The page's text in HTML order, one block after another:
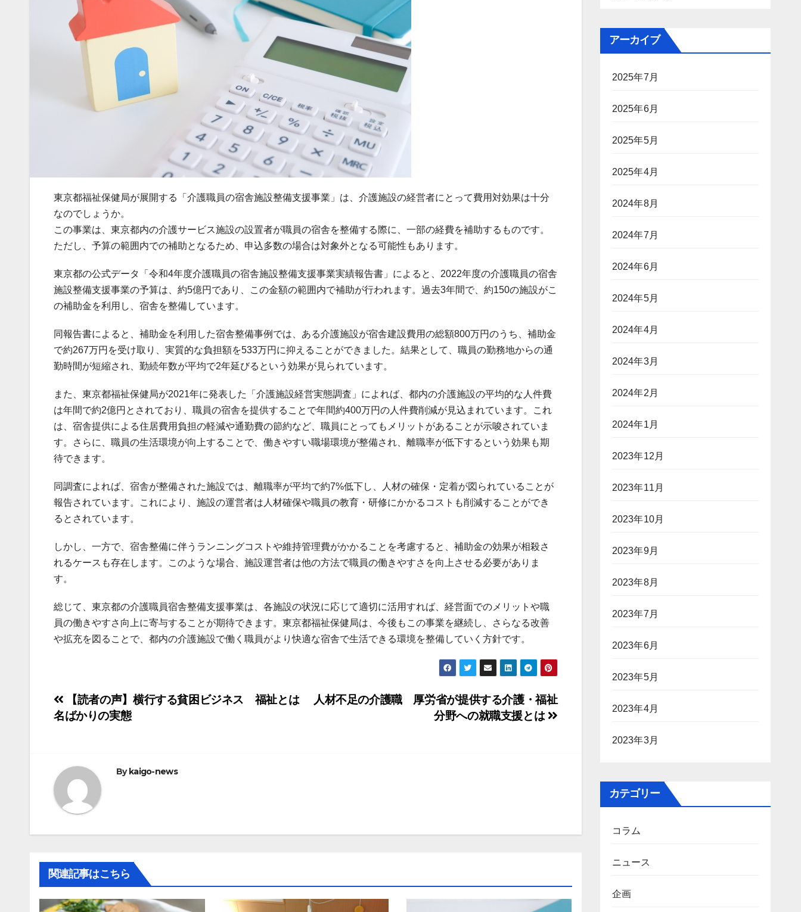
東京都福祉保健局が展開する「介護職員の宿舎施設整備支援事業」は、介護施設の経営者にとって費用対効果は十分
なのでしょうか。
この事業は、東京都内の介護サービス施設の設置者が職員の宿舎を整備する際に、一部の経費を補助するものです。
ただし、予算の範囲内での補助となるため、申込多数の場合は対象外となる可能性もあります。
東京都の公式データ「令和4年度介護職員の宿舎施設整備支援事業実績報告書」によると、2022年度の介護職員の宿舎
施設整備支援事業の予算は、約5億円であり、この金額の範囲内で補助が行われます。過去3年間で、約150の施設がこ
の補助金を利用し、宿舎を整備しています。
同報告書によると、補助金を利用した宿舎整備事例では、ある介護施設が宿舎建設費用の総額800万円のうち、補助金
で約267万円を受け取り、実質的な負担額を533万円に抑えることができました。結果として、職員の勤務地からの通
勤時間が短縮され、勤続年数が平均で2年延びるという効果が見られています。
また、東京都福祉保健局が2021年に発表した「介護施設経営実態調査」によれば、都内の介護施設の平均的な人件費
は年間で約2億円とされており、職員の宿舎を提供することで年間約400万円の人件費削減が見込まれています。これ
は、宿舎提供による住居費用負担の軽減や通勤費の節約など、職員にとってもメリットがあることが示唆されていま
す。さらに、職員の生活環境が向上することで、働きやすい職場環境が整備され、離職率が低下するという効果も期
待できます。
同調査によれば、宿舎が整備された施設では、離職率が平均で約7%低下し、人材の確保・定着が図られていることが
報告されています。これにより、施設の運営者は人材確保や職員の教育・研修にかかるコストも削減することができ
るとされています。
しかし、一方で、宿舎整備に伴うランニングコストや維持管理費がかかることを考慮すると、補助金の効果が相殺さ
れるケースも存在します。このような場合、施設運営者は他の方法で職員の働きやすさを向上させる必要がありま
す。
総じて、東京都の介護職員宿舎整備支援事業は、各施設の状況に応じて適切に活用すれば、経営面でのメリットや職
員の働きやすさ向上に寄与することが期待できます。東京都福祉保健局は、今後もこの事業を継続し、さらなる改善
や拡充を図ることで、都内の介護施設で働く職員がより快適な宿舎で生活できる環境を整備していく方針です。
投
稿
ビ
ゲ
ョ
ン
人材不足の介護職 厚労省が提供する介護・福祉
分野への就職支援とは
【読者の声】横行する貧困ビジネス 福祉とは
名ばかりの実態
By kaigo-news
関連記事はこちら
アーカイブ
2025年7月
2025年6月
2025年5月
2025年4月
2024年8月
2024年7月
2024年6月
2024年5月
2024年4月
2024年3月
2024年2月
2024年1月
2023年12月
2023年11月
2023年10月
2023年9月
2023年8月
2023年7月
2023年6月
2023年5月
2023年4月
2023年3月
カテゴリー
コラム
ニュース
企画